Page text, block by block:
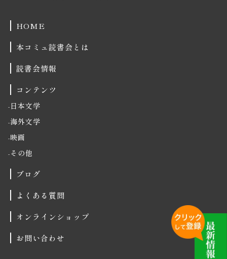
HOME
本コミュ読書会とは
読書会情報
コンテンツ
日本文学
海外文学
映画
その他
ブログ
よくある質問
オンラインショップ
お問い合わせ